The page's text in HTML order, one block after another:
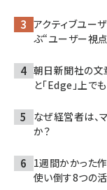
アクティブユー
ぶ“ユーザー視
朝日新聞社の文
と「Edge」上で
なぜ経営者は、
か？
1週間かかった
使い倒す8つの活